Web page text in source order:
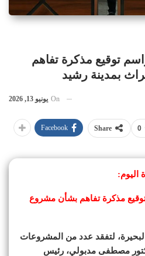
توقيع مذكرة تفاهم
بمدينة رشيد
On يونيو 13, 2026
0
Share
Facebook
اليوم:
مذكرة تفاهم بشأن مشروع
لتفقد عدد من المشروعات
مصطفى مدبولي، رئيس